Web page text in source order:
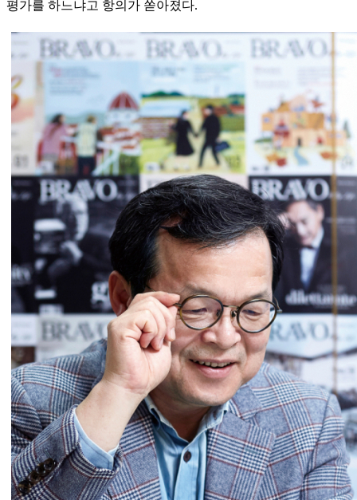
평가를 하느냐고 항의가 쏟아졌다.